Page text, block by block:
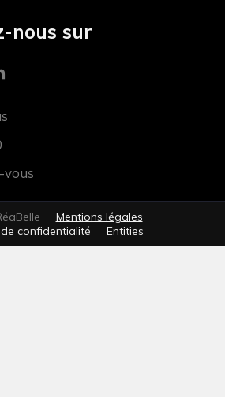
nous sur
vous
Mentions légales
confidentialité
Entities